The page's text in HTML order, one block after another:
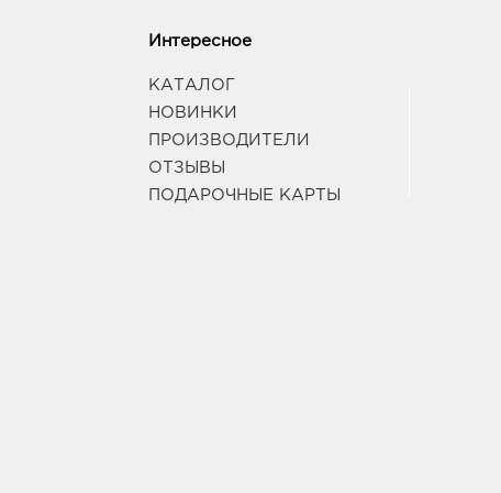
Интересное
КАТАЛОГ
НОВИНКИ
ПРОИЗВОДИТЕЛИ
ОТЗЫВЫ
ПОДАРОЧНЫЕ КАРТЫ